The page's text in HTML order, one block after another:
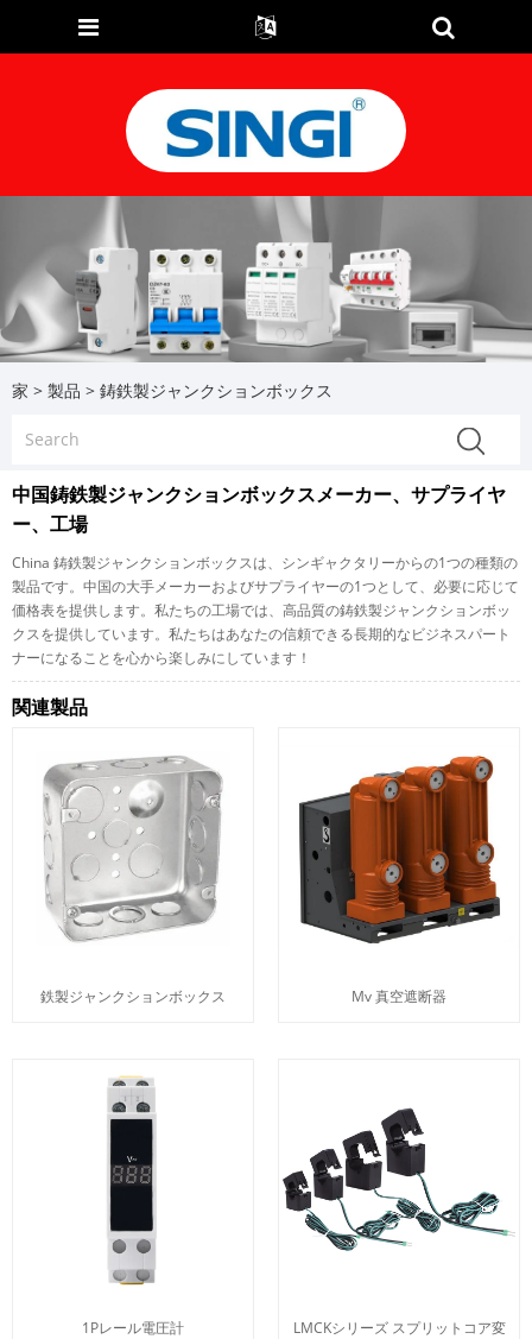
家 > 製品 > 鋳鉄製ジャンクションボックス
中国鋳鉄製ジャンクションボックスメーカー、サプライヤ
ー、工場
China 鋳鉄製ジャンクションボックスは、シンギャクタリーからの1つの種類の
製品です。中国の大手メーカーおよびサプライヤーの1つとして、必要に応じて
価格表を提供します。私たちの工場では、高品質の鋳鉄製ジャンクションボッ
クスを提供しています。私たちはあなたの信頼できる長期的なビジネスパート
ナーになることを心から楽しみにしています！
関連製品
鉄製ジャンクションボックス Mv 真空遮断器
1Pレール電圧計
LMCKシリーズ スプリットコア変